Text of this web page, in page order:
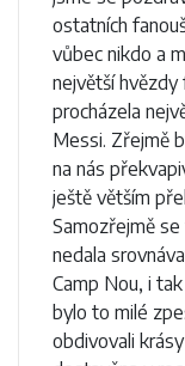
ostatních
vůbec nikdo a
největší
procházela
Messi. Zřejmě
na nás
ještě větším
Samozřejmě
nedala
Camp Nou, i
bylo to milé
obdivovali